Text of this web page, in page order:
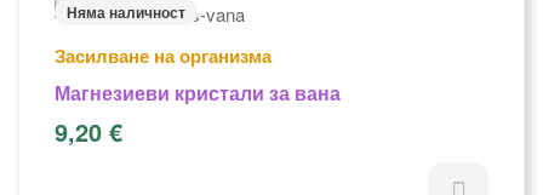
Няма наличност
Засилване на организма
Магнезиеви кристали за вана
9,20 €